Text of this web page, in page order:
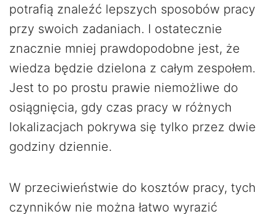
potrafią znaleźć lepszych sposobów pracy
przy swoich zadaniach. I ostatecznie
znacznie mniej prawdopodobne jest, że
wiedza będzie dzielona z całym zespołem.
Jest to po prostu prawie niemożliwe do
osiągnięcia, gdy czas pracy w różnych
lokalizacjach pokrywa się tylko przez dwie
godziny dziennie.
W przeciwieństwie do kosztów pracy, tych
czynników nie można łatwo wyrazić